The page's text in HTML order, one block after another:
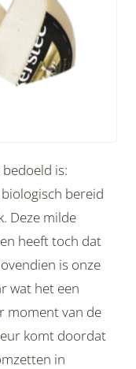
is:
bereid
Deze milde
heeft toch dat
is onze
wat het een
moment van de
komt doordat
in